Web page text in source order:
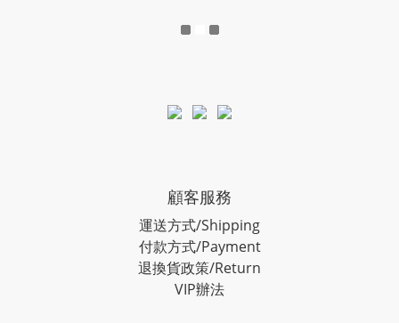
顧客服務
運送方式/Shipping
付款方式/Payment
退換貨政策/Return
VIP辦法